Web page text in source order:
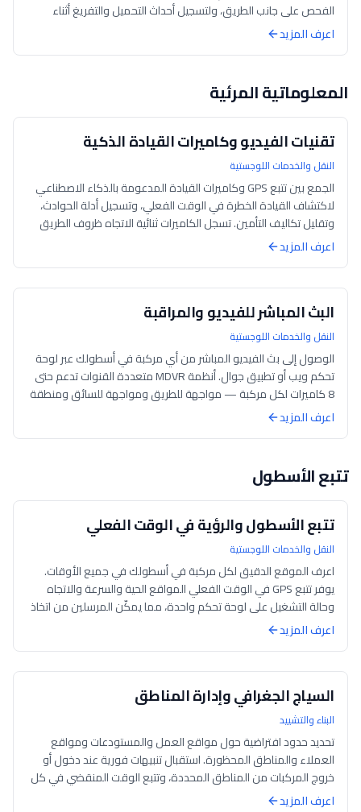
الفحص على جانب الطريق، ولتسجيل أحداث التحميل والتفريغ أثناء
حدوثها بدلاً من إ...
اعرف المزيد
المعلوماتية المرئية
تقنيات الفيديو وكاميرات القيادة الذكية
النقل والخدمات اللوجستية
الجمع بين تتبع GPS وكاميرات القيادة المدعومة بالذكاء الاصطناعي
لاكتشاف القيادة الخطرة في الوقت الفعلي، وتسجيل أدلة الحوادث،
وتقليل تكاليف التأمين. تسجل الكاميرات ثنائية الاتجاه ظروف الطريق
وسلوك السائ...
اعرف المزيد
البث المباشر للفيديو والمراقبة
النقل والخدمات اللوجستية
الوصول إلى بث الفيديو المباشر من أي مركبة في أسطولك عبر لوحة
تحكم ويب أو تطبيق جوال. أنظمة MDVR متعددة القنوات تدعم حتى
8 كاميرات لكل مركبة — مواجهة للطريق ومواجهة للسائق ومنطقة
الشحن والنقاط العمياء...
اعرف المزيد
تتبع الأسطول
تتبع الأسطول والرؤية في الوقت الفعلي
النقل والخدمات اللوجستية
اعرف الموقع الدقيق لكل مركبة في أسطولك في جميع الأوقات.
يوفر تتبع GPS في الوقت الفعلي المواقع الحية والسرعة والاتجاه
وحالة التشغيل على لوحة تحكم واحدة، مما يمكّن المرسلين من اتخاذ
قرارات مستنيرة والعم...
اعرف المزيد
السياج الجغرافي وإدارة المناطق
البناء والتشييد
تحديد حدود افتراضية حول مواقع العمل والمستودعات ومواقع
العملاء والمناطق المحظورة. استقبال تنبيهات فورية عند دخول أو
خروج المركبات من المناطق المحددة، وتتبع الوقت المنقضي في كل
موقع، وفرض الحدود التشغي...
اعرف المزيد